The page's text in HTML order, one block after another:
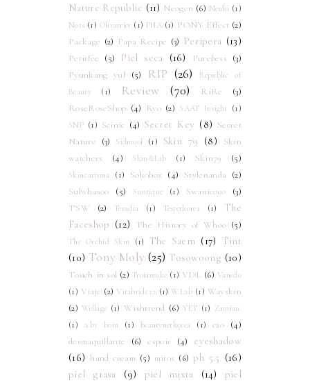
Nature Republic (11) Neogen (6) Neulii (1)
Nots (1) Olivarrier (1) PHA (1) PONY Effect (2)
Package (2) Papa Recipe (3) Peripera (13)
Petitfée (5) Piel seca (16) Purebess
(3)
Pyunkang yul
(5) RIP (26)
Republic of
Beauty
(1) Review (70) RiRe
(3)
RoseRoseShop (4) Ryo (2) SAAT Insight
(1)
SNP (1) Scinic (4) Secret Key (8) Secret
Nature
(3) Sidmool (1) Skin 79 (8)
Skin
watchers
(4) Skin&Lab (1) Skin79 (5)
Skincarisma (1) Sokobox (4) Stylenanda
(2)
Sulwhasoo
(5) Suntique (1) Swanicoco
(3)
TSW
(2) Teradia (1) Testerkorea (1)
The
Faceshop (12) The History of Whoo (5)
The Orchid Skin (1) The Saem (17) Tint
(10) Tony Moly (25) Tosowoong (10)
Touch in sol (2) Troiareuke (1) VDL (6) Vanedo
(1) Viaje (2) Vitabridc12 (1) W.Lab (1) Wayskin
(2) Wellage (1) Wishtrend (6) YET (1) Zamian.
(1)
a.by bom (1) beautynetkorea (1) c20
(4)
desmaquillante
(6) espoir (4)
eyeshadow
(16) hand cream (5) mitos (6) ph 5.5 (16)
piel grasa
(9) piel mixta (14)
piel